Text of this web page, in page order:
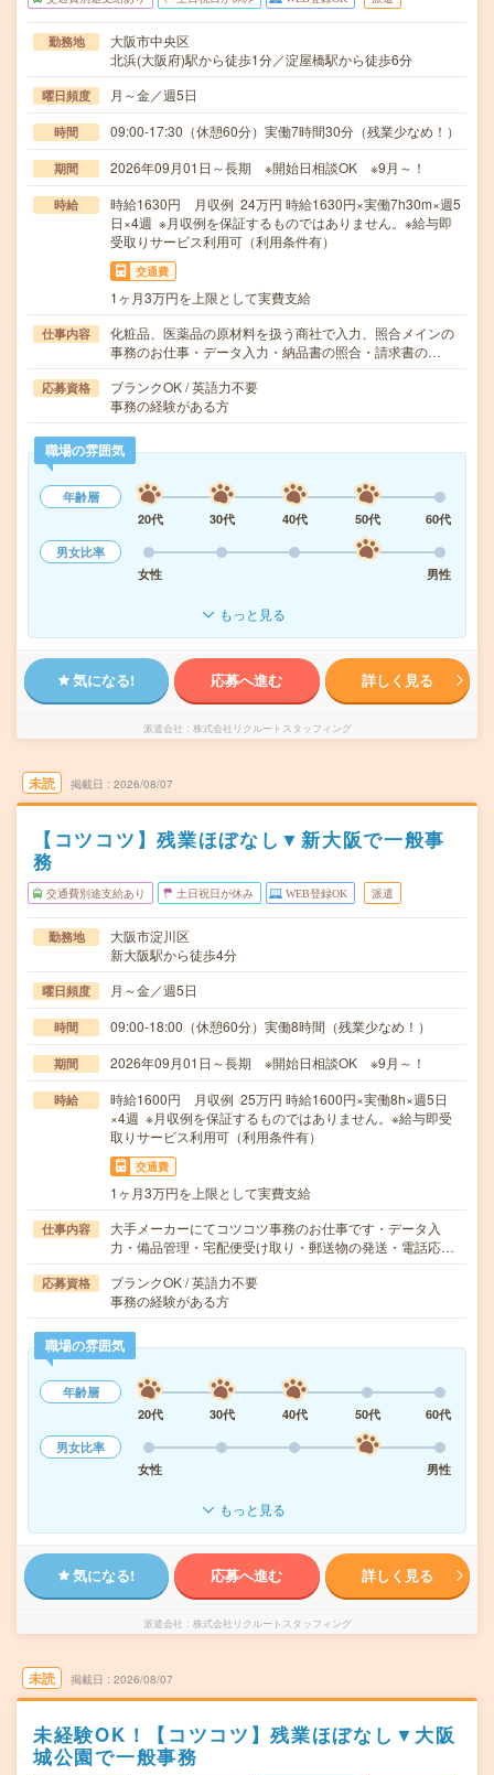
勤務地
大阪市中央区
北浜(大阪府)駅から徒歩1分／淀屋橋駅から徒歩6分
曜日頻度 月～金／週5日
時間 09:00-17:30（休憩60分）実働7時間30分（残業少なめ！）
期間 2026年09月01日～長期 ※開始日相談OK ※9月～！
時給
時給1630円 月収例 24万円 時給1630円×実働7h30m×週5
日×4週 ※月収例を保証するものではありません。※給与即
受取りサービス利用可（利用条件有）
交通費
1ヶ月3万円を上限として実費支給
仕事内容
化粧品、医薬品の原材料を扱う商社で入力、照合メインの
事務のお仕事・データ入力・納品書の照合・請求書の…
応募資格
ブランクOK / 英語力不要
事務の経験がある方
職場の雰囲気
年齢層
20代
30代 40代 50代
60代
男女比率
女性
男性
もっと見る
気になる! 応募へ進む 詳しく見る
派遣会社 株式会社リクルートスタッフィング
未読 掲載日 2026/08/07
【コツコツ】残業ほぼなし▼新大阪で一般事
務
交通費別途支給あり 土日祝日が休み WEB登録OK 派遣
勤務地
大阪市淀川区
新大阪駅から徒歩4分
曜日頻度 月～金／週5日
時間 09:00-18:00（休憩60分）実働8時間（残業少なめ！）
期間 2026年09月01日～長期 ※開始日相談OK ※9月～！
時給
時給1600円 月収例 25万円 時給1600円×実働8h×週5日
×4週 ※月収例を保証するものではありません。※給与即受
取りサービス利用可（利用条件有）
交通費
1ヶ月3万円を上限として実費支給
仕事内容
大手メーカーにてコツコツ事務のお仕事です・データ入
力・備品管理・宅配便受け取り・郵送物の発送・電話応…
応募資格
ブランクOK / 英語力不要
事務の経験がある方
職場の雰囲気
年齢層
20代
30代 40代 50代
60代
男女比率
女性
男性
もっと見る
気になる! 応募へ進む 詳しく見る
派遣会社 株式会社リクルートスタッフィング
未読 掲載日 2026/08/07
未経験OK！【コツコツ】残業ほぼなし▼大阪
城公園で一般事務